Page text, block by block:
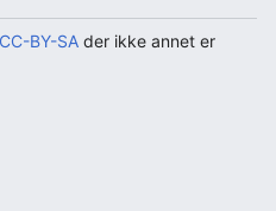
CC-BY-SA der ikke annet er